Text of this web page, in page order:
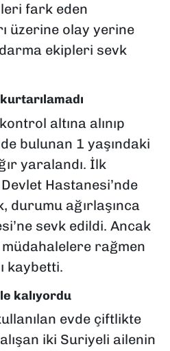
fark eden
üzerine olay yerine
ekipleri sevk
altına alınıp
bulunan 1 yaşındaki
yaralandı. İlk
Hastanesi’nde
durumu ağırlaşınca
sevk edildi. Ancak
rağmen
kaybetti.
kalıyordu
evde çiftlikte
iki Suriyeli ailenin